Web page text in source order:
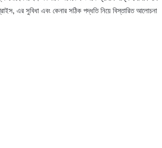
এর সুবিধা এবং কেনার সঠিক পদ্ধতি নিয়ে বিস্তারিত আলোচনা